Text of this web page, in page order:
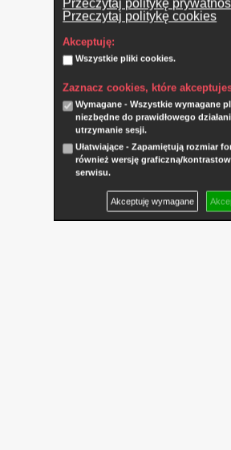
Przeczytaj politykę
Przeczytaj politykę cookies
Akceptuję:
Wszystkie pliki cookies.
Zaznacz cookies, które
Wymagane - Wszystkie wymagane
niezbędne do prawidłowego
utrzymanie sesji.
Ułatwiające - Zapamiętują rozmiar
również wersję graficzną/
serwisu.
Akceptuję wymagane